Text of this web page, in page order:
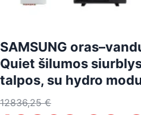
SAMSUNG
Quiet šilumos
talpos, su hydro
12836,25€